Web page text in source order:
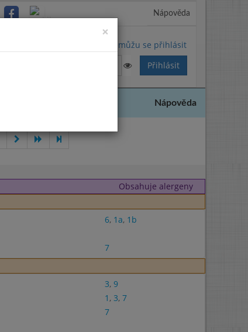
Nápověda
Nemůžu se přihlásit
Nápověda
Obsahuje alergeny
6, 1a, 1b
7
3, 9
1 , 3, 7
7
×